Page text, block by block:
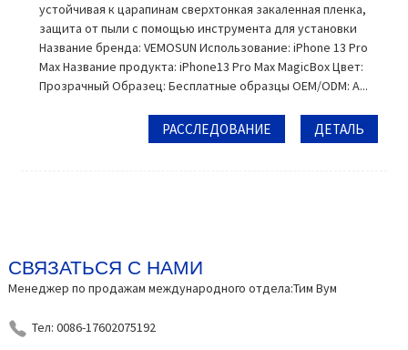
устойчивая к царапинам сверхтонкая закаленная пленка,
защита от пыли с помощью инструмента для установки
Название бренда: VEMOSUN Использование: iPhone 13 Pro
Max Название продукта: iPhone13 Pro Max MagicBox Цвет:
Прозрачный Образец: Бесплатные образцы OEM/ODM: A...
РАССЛЕДОВАНИЕ ДЕТАЛЬ
СВЯЗАТЬСЯ С НАМИ
Менеджер по продажам международного отдела:Тим Вум
Тел: 0086-17602075192